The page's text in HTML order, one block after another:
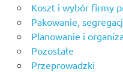
Koszt i wybór firmy
Pakowanie,
Planowanie i
Pozostałe
Przeprowadzki